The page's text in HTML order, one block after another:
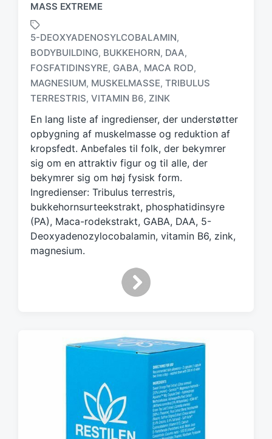
MASS EXTREME
T
a
g
e
d
w
t
h
5-DEOXYADENOSYLCOBALAMIN,
BODYBUILDING, BUKKEHORN, DAA,
FOSFATIDINSYRE, GABA, MACA ROD,
MAGNESIUM, MUSKELMASSE, TRIBULUS
TERRESTRIS, VITAMIN B6, ZINK
En lang liste af ingredienser, der understøtter
opbygning af muskelmasse og reduktion af
kropsfedt. Anbefales til folk, der bekymrer
sig om en attraktiv figur og til alle, der
bekymrer sig om høj fysisk form.
Ingredienser: Tribulus terrestris,
bukkehornsurteekstrakt, phosphatidinsyre
(PA), Maca-rodekstrakt, GABA, DAA, 5-
Deoxyadenozylocobalamin, vitamin B6, zink,
magnesium.